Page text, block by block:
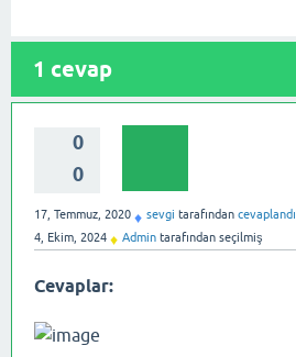
1 cevap
0
0
17, Temmuz, 2020 ♦ sevgi tarafından cevaplandı
4, Ekim, 2024 ♦ Admin tarafından seçilmiş
Cevaplar: